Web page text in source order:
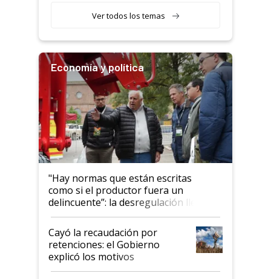
Ver todos los temas
Economía y política
"Hay normas que están escritas
como si el productor fuera un
delincuente”: la desregulación llegó
al Congreso Aapresid y hasta se
habló del financiamiento al IPCVA
Cayó la recaudación por
retenciones: el Gobierno
explicó los motivos